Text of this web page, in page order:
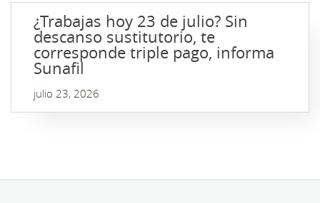
¿Trabajas hoy 23 de julio? Sin
descanso sustitutorio, te
corresponde triple pago, informa
Sunafil
julio 23, 2026